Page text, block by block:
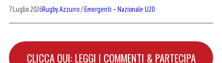
7 Luglio 2026Rugby Azzurro/Emergenti – Nazionale U20
CLICCA QUI: LEGGI I COMMENTI & PARTECIPA